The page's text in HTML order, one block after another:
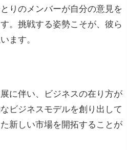
りのメンバーが自分の意見を
。挑戦する姿勢こそが、彼ら
ます。
に伴い、ビジネスの在り方が
ビジネスモデルを創り出して
新しい市場を開拓することが